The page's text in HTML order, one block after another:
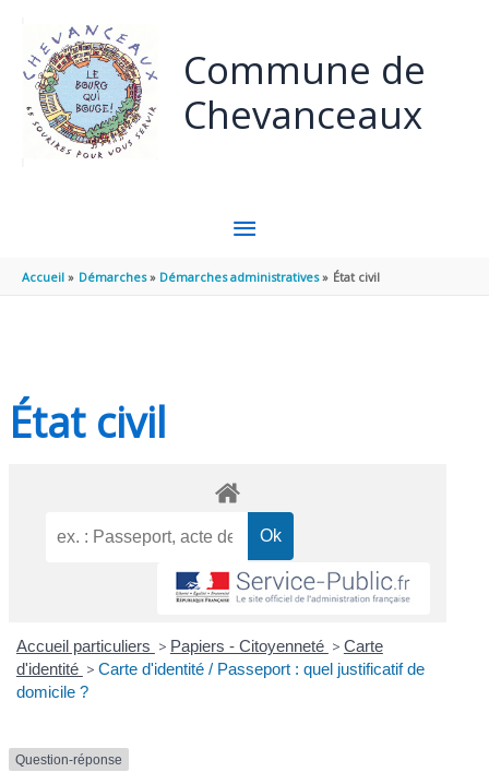
Commune de
Chevanceaux
MENU
PRINCIPAL
Accueil Démarches Démarches administratives État civil
État civil
Accueil particuliers > Papiers - Citoyenneté > Carte
d'identité > Carte d'identité / Passeport : quel justificatif de
domicile ?
Question-réponse